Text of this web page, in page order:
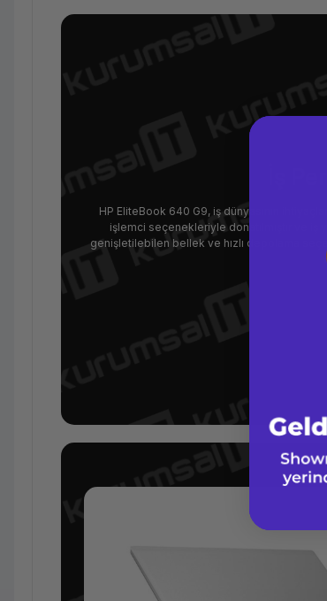
İş
HP EliteBook 640 G9, iş dünyasının
işlemci seçenekleriyle donatılmıştır ve iş
genişletilebilen bellek ve hızlı depolama